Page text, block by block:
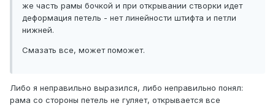
же часть рамы бочкой и при открывании створки идет
деформация петель - нет линейности штифта и петли
нижней.
Смазать все, может поможет.
Либо я неправильно выразился, либо неправильно понял:
рама со стороны петель не гуляет, открывается все